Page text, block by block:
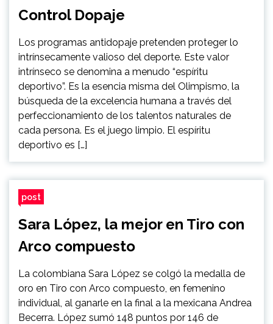
Control Dopaje
Los programas antidopaje pretenden proteger lo
intrínsecamente valioso del deporte. Este valor
intrínseco se denomina a menudo “espíritu
deportivo”. Es la esencia misma del Olimpismo, la
búsqueda de la excelencia humana a través del
perfeccionamiento de los talentos naturales de
cada persona. Es el juego limpio. El espíritu
deportivo es […]
post
Sara López, la mejor en Tiro con
Arco compuesto
La colombiana Sara López se colgó la medalla de
oro en Tiro con Arco compuesto, en femenino
individual, al ganarle en la final a la mexicana Andrea
Becerra. López sumó 148 puntos por 146 de